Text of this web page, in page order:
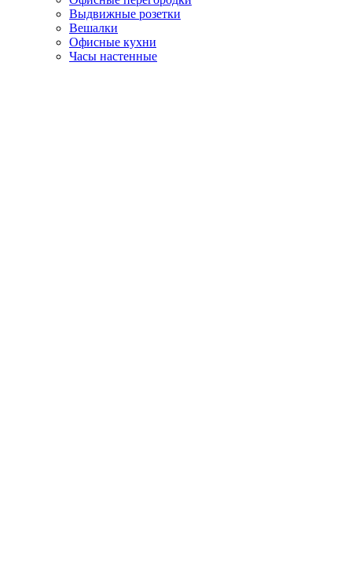
Выдвижные розетки
Вешалки
Офисные кухни
Часы настенные